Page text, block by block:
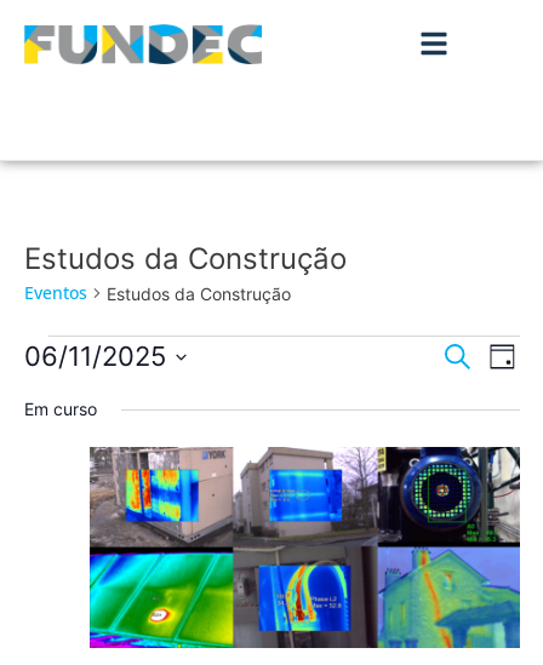
Estudos da Construção
Eventos Estudos da Construção
de
e
de
Pesquisar
de
Dia
06/11/2025
a
data.
Em curso